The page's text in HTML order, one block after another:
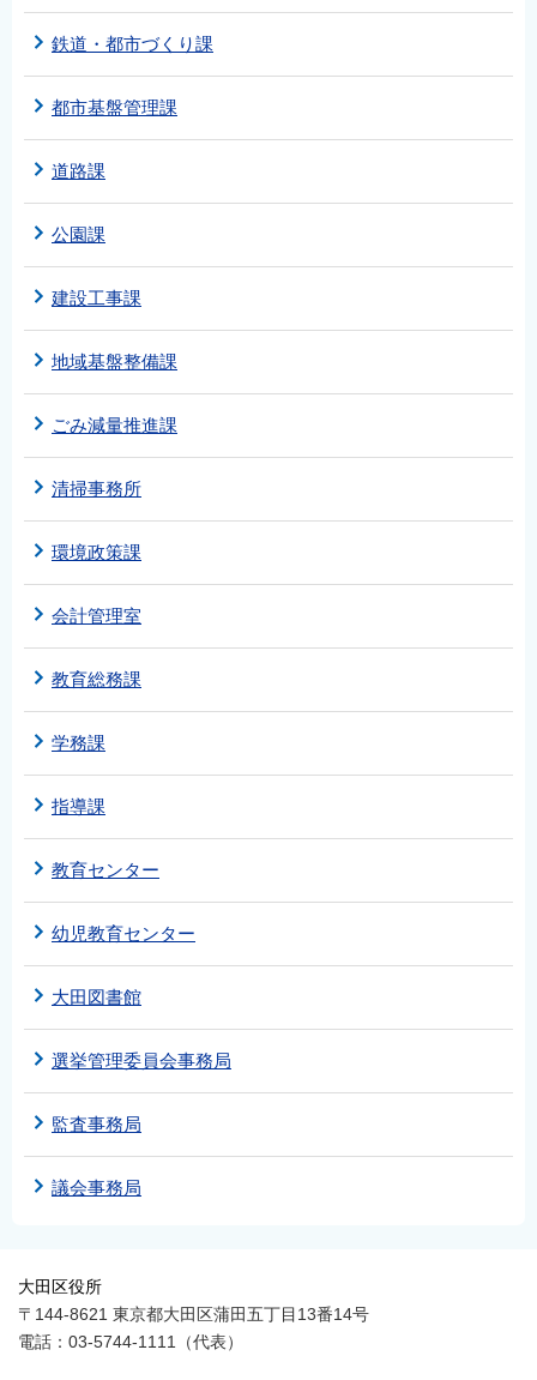
鉄道・都市づくり課
都市基盤管理課
道路課
公園課
建設工事課
地域基盤整備課
ごみ減量推進課
清掃事務所
環境政策課
会計管理室
教育総務課
学務課
指導課
教育センター
幼児教育センター
大田図書館
選挙管理委員会事務局
監査事務局
議会事務局
大田区役所
〒144-8621 東京都大田区蒲田五丁目13番14号
電話：03-5744-1111（代表）